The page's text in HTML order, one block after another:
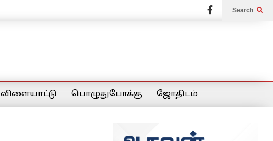
Search
விளையாட்டு பொழுதுபோக்கு ஜோதிடம்